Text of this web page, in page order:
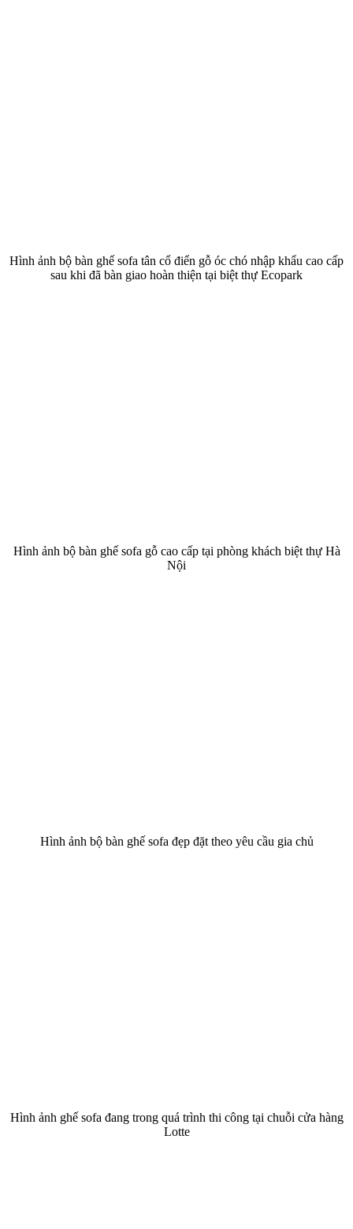
Hình ảnh bộ bàn ghế sofa tân cổ điển gỗ óc chó nhập khẩu cao cấp
sau khi đã bàn giao hoàn thiện tại biệt thự Ecopark
Hình ảnh bộ bàn ghế sofa gỗ cao cấp tại phòng khách biệt thự Hà
Nội
Hình ảnh bộ bàn ghế sofa đẹp đặt theo yêu cầu gia chủ
Hình ảnh ghế sofa đang trong quá trình thi công tại chuỗi cửa hàng
Lotte